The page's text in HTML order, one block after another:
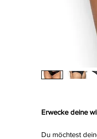
Erwecke deine
Du möchtest